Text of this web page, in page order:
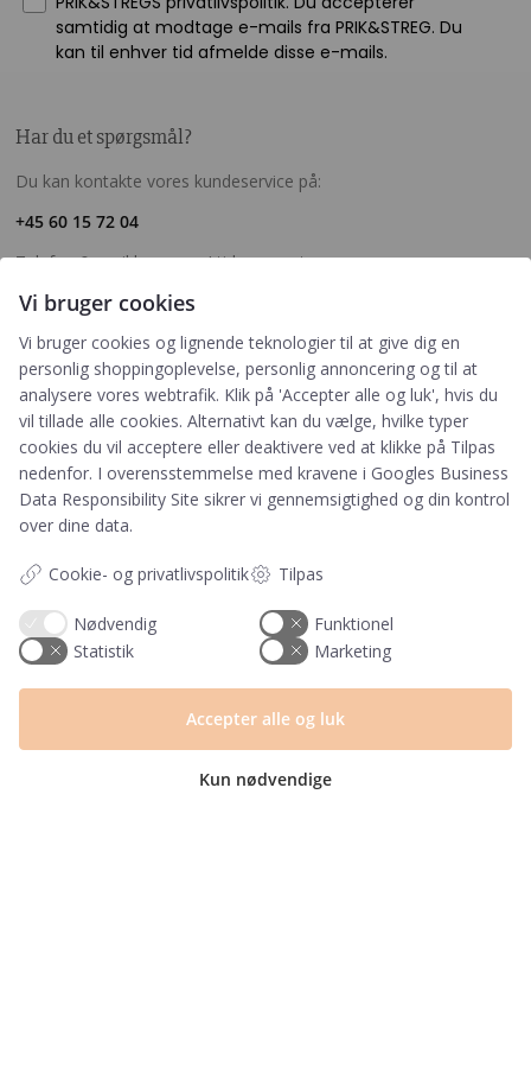
Har du et spørgsmål?
Du kan kontakte vores kundeservice på:
+45 60 15 72 04
Telefon & mail besvares I tidsrummet:
Information
Tryktider
Handelsbetingelser og FAQ
Persondatapolitik
Blog
Returlabel
samtidig at modtage e-mails fra PRIK&STREG. Du
kan til enhver tid afmelde disse e-mails.
Vi bruger cookies
Vi bruger cookies og lignende teknologier til at give dig en
personlig shoppingoplevelse, personlig annoncering og til at
analysere vores webtrafik. Klik på 'Accepter alle og luk', hvis du
vil tillade alle cookies. Alternativt kan du vælge, hvilke typer
cookies du vil acceptere eller deaktivere ved at klikke på Tilpas
nedenfor. I overensstemmelse med kravene i Googles Business
Data Responsibility Site sikrer vi gennemsigtighed og din kontrol
over dine data.
Cookie- og privatlivspolitik Tilpas
Nødvendig
Funktionel
Statistik
Marketing
Kun nødvendige
Accepter alle og luk